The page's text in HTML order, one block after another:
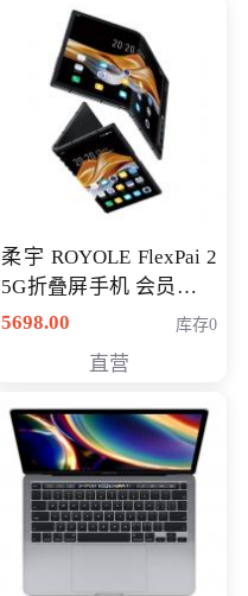
柔宇 ROYOLE FlexPai 2
5G折叠屏手机 会员专享
购买价格 4998元
5698.00 库存0
直营